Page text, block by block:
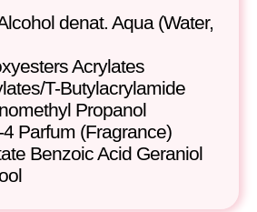
denat. Aqua (Water,
Acrylates
T-Butylacrylamide
Propanol
Parfum (Fragrance)
Benzoic Acid Geraniol